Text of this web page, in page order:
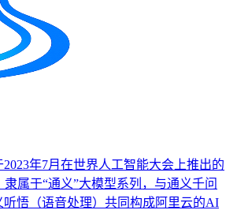
年7月在世界人工智能大会上推出的
属于“通义”大模型系列，与通义千问
听悟（语音处理）共同构成阿里云的AI